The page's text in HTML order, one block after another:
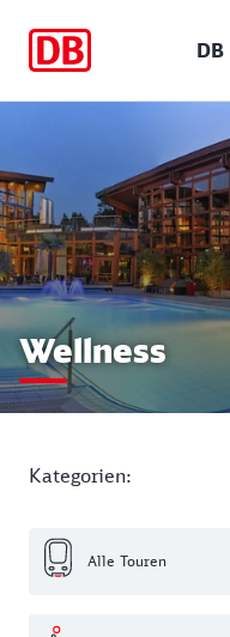
Wellness
Kategorien:
Alle Touren